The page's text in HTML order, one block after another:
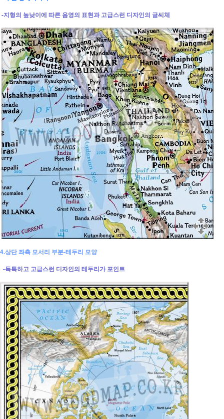
-지형의 높낮이에 따른 음영의 표현과 고급스런 디자인의 글씨체
4.상단 좌측 모서리 부분-테두리 모양
-독특하고 고급스런 디자인의 테두리가 포인트